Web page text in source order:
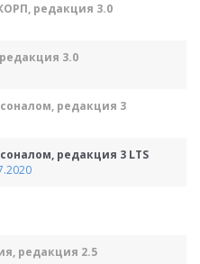
редакция 3.0
3.0
редакция 3
редакция 3 LTS
редакция 2.5